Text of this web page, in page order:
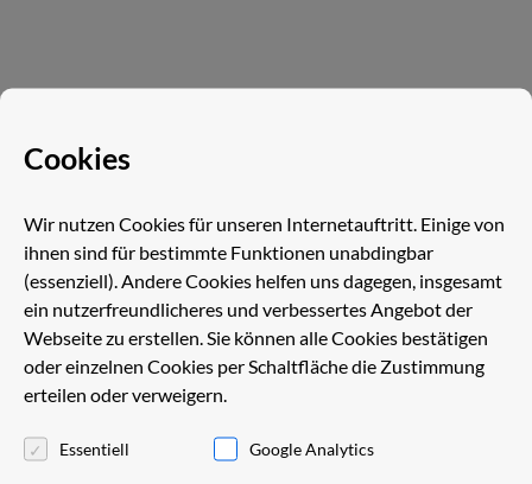
ALEXANDER VOYAK
Cookies
Wir nutzen Cookies für unseren Internetauftritt. Einige von
ihnen sind für bestimmte Funktionen unabdingbar
(essenziell). Andere Cookies helfen uns dagegen, insgesamt
ein nutzerfreundlicheres und verbessertes Angebot der
Webseite zu erstellen. Sie können alle Cookies bestätigen
oder einzelnen Cookies per Schaltfläche die Zustimmung
erteilen oder verweigern.
Essentiell Google Analytics